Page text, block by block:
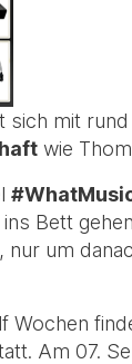
sich mit
wie
Bett
um
Wochen
Am 07.